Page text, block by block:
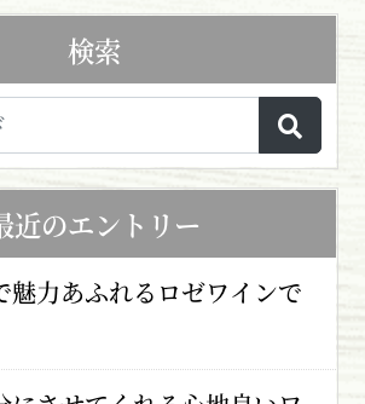
検索
近のエントリー
魅力あふれるロゼワインで